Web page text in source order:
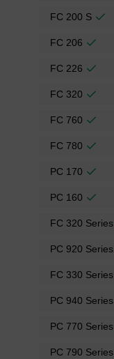
FC 200 S
FC 206
FC 226
FC 320
FC 760
FC 780
PC 170
PC 160
FC 320 Series
PC 920 Series
FC 330 Series
PC 940 Series
PC 770 Series
PC 790 Series